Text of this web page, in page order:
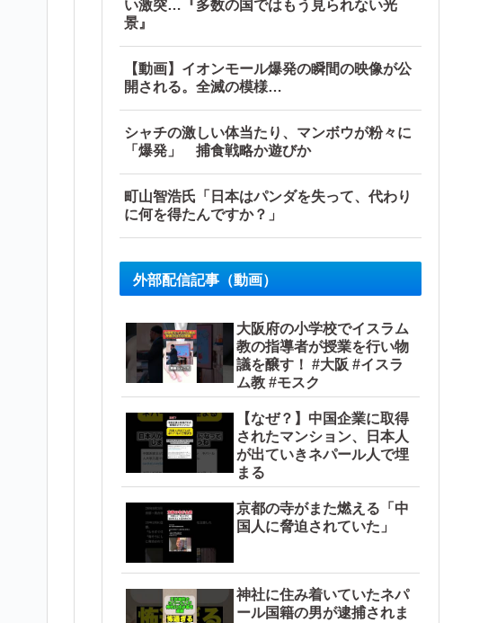
い激突…『多数の国ではもう見られない光
景』
【動画】イオンモール爆発の瞬間の映像が公
開される。全滅の模様…
シャチの激しい体当たり、マンボウが粉々に
「爆発」 捕食戦略か遊びか
町山智浩氏「日本はパンダを失って、代わり
に何を得たんですか？」
外部配信記事（動画）
大阪府の小学校でイスラム
教の指導者が授業を行い物
議を醸す！ #大阪 #イスラ
ム教 #モスク
【なぜ？】中国企業に取得
されたマンション、日本人
が出ていきネパール人で埋
まる
京都の寺がまた燃える「中
国人に脅迫されていた」
神社に住み着いていたネパ
ール国籍の男が逮捕されま